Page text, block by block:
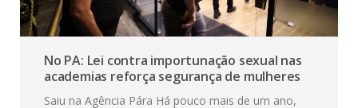
No PA: Lei contra importunação sexual nas
academias reforça segurança de mulheres
Saiu na Agência Pára Há pouco mais de um ano,